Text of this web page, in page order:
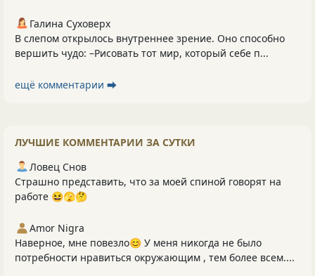
Галина Суховерх
В слепом открылось внутреннее зрение. Оно способно
вершить чудо: –Рисовать тот мир, который себе п...
ещё комментарии ⮕
ЛУЧШИЕ КОММЕНТАРИИ ЗА СУТКИ
Ловец Снов
Страшно представить, что за моей спиной говорят на
работе 😆🫣🤔
Amor Nigra
Наверное, мне повезло😊 У меня никогда не было
потребности нравиться окружающим , тем более всем....